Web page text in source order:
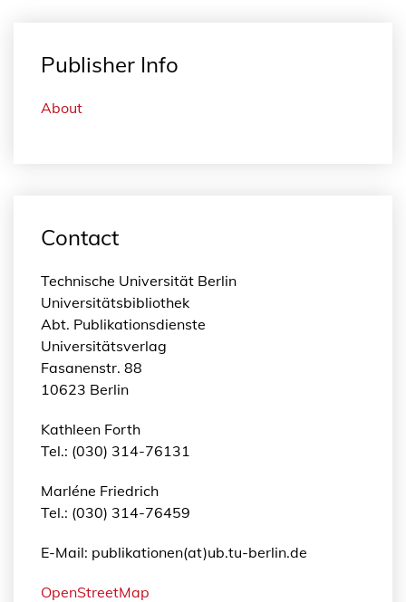
Publisher Info
About
Contact
Technische Universität Berlin
Universitätsbibliothek
Abt. Publikationsdienste
Universitätsverlag
Fasanenstr. 88
10623 Berlin
Kathleen Forth
Tel.: (030) 314-76131
Marléne Friedrich
Tel.: (030) 314-76459
E-Mail: publikationen(at)ub.tu-berlin.de
OpenStreetMap